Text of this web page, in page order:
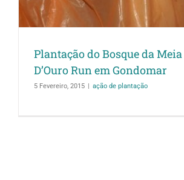
Plantação do Bosque da
D’Ouro Run em Gondomar
5 Fevereiro, 2015 ação de plantação